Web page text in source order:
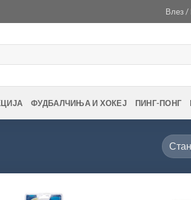
Влез /
ФУДБАЛЧИЊА И ХОКЕЈ ПИНГ-ПОНГ